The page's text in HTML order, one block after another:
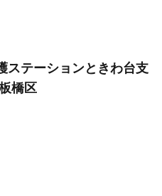
ステーションときわ台支
橋区